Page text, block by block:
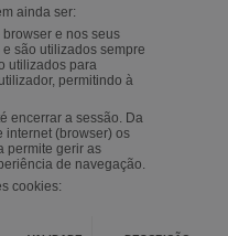
ainda ser:
e nos seus
são utilizados sempre
utilizados para
permitindo à
encerrar a sessão. Da
internet (browser) os
permite gerir as
de navegação.
cookies: